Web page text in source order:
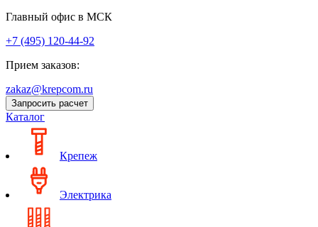
Главный офис в МСК
+7 (495) 120-44-92
Прием заказов:
zakaz@krepcom.ru
Запросить расчет
Каталог
Крепеж
Электрика